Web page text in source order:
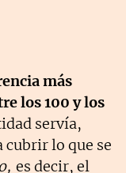
más
los 100 y los
servía,
lo que se
es decir, el